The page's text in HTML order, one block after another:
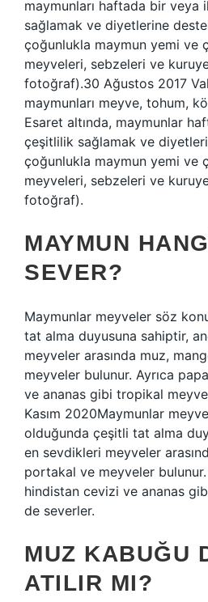
maymunları haftada bir veya
sağlamak ve diyetlerine
çoğunlukla maymun yemi ve
meyveleri, sebzeleri ve
fotoğraf).30 Ağustos 2017
maymunları meyve, tohum,
Esaret altında, maymunlar
çeşitlilik sağlamak ve
çoğunlukla maymun yemi ve
meyveleri, sebzeleri ve
fotoğraf).
MAYMUN
SEVER?
Maymunlar meyveler söz
tat alma duyusuna sahiptir,
meyveler arasında muz,
meyveler bulunur. Ayrıca
ve ananas gibi tropikal
Kasım 2020Maymunlar
olduğunda çeşitli tat alma
en sevdikleri meyveler
portakal ve meyveler bulunur.
hindistan cevizi ve ananas
de severler.
MUZ KABUĞU
ATILIR MI?